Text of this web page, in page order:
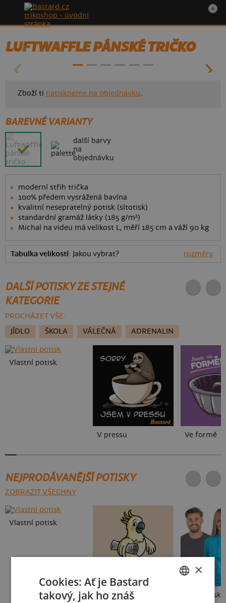
0
LUFTWAFFLE PÁNSKÉ TRIČKO
Zboží ti natiskneme na objednávku.
BAREVNÉ VARIANTY
další barvy
na
objednávku
moderní střih trička
100% předem vysrážená bavlna
kvalitní nesepratelný potisk (sítotisk)
standardní gramáž látky (185 g/m²)
Michal na videu má velikost L, měří 185 cm a váží 90 kg
Tabulka velikostí: Jakou vybrat? rozměry
DALŠÍ POTISKY ZE STEJNÉ
KATEGORIE
PROCHÁZET VŠE:
JÍDLO
ŠKOLA VÁLEČNÁ ADRENALIN
Vlastní potisk
V pressu Ve formě
NEJPRODÁVANĚJŠÍ POTISKY
ZOBRAZIT VŠECHNY
Vlastní potisk
Kakat-du Bez potisku
×
Cookies: Ať je Bastard
takový, jak ho znáš